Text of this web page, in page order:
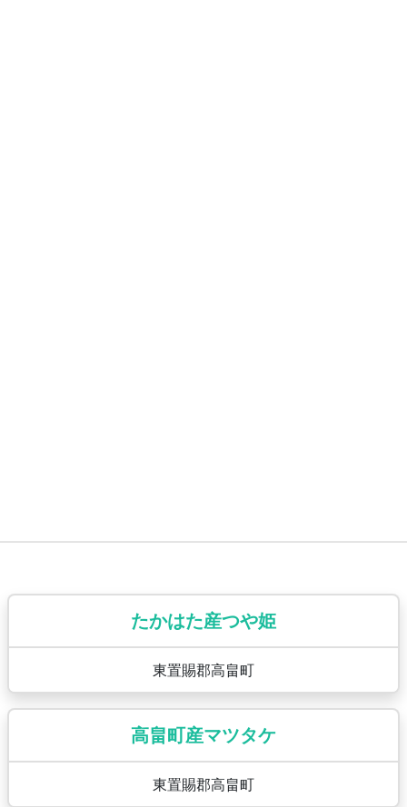
たかはた産つや姫
東置賜郡高畠町
高畠町産マツタケ
東置賜郡高畠町